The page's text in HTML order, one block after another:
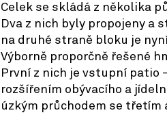
Celek se skládá z několika
Dva z nich byly propojeny a
na druhé straně bloku je
Výborně proporčně řešené
První z nich je vstupní patio
rozšířením obývacího a
úzkým průchodem se třetím